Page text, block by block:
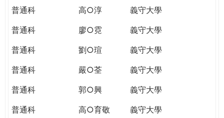
普通科
高○淳
義守大學
普通科
廖○霓
義守大學
普通科
劉○瑄
義守大學
普通科
嚴○荃
義守大學
普通科
郭○興
義守大學
普通科
高○育敬
義守大學